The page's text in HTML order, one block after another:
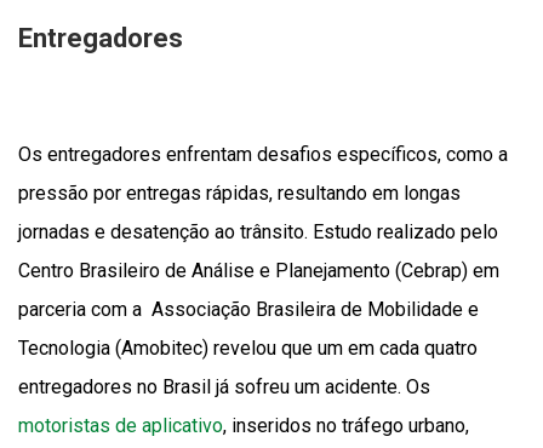
Entregadores
Os entregadores enfrentam desafios específicos, como a
pressão por entregas rápidas, resultando em longas
jornadas e desatenção ao trânsito. Estudo realizado pelo
Centro Brasileiro de Análise e Planejamento (Cebrap) em
parceria com a Associação Brasileira de Mobilidade e
Tecnologia (Amobitec) revelou que um em cada quatro
entregadores no Brasil já sofreu um acidente. Os
motoristas de aplicativo, inseridos no tráfego urbano,